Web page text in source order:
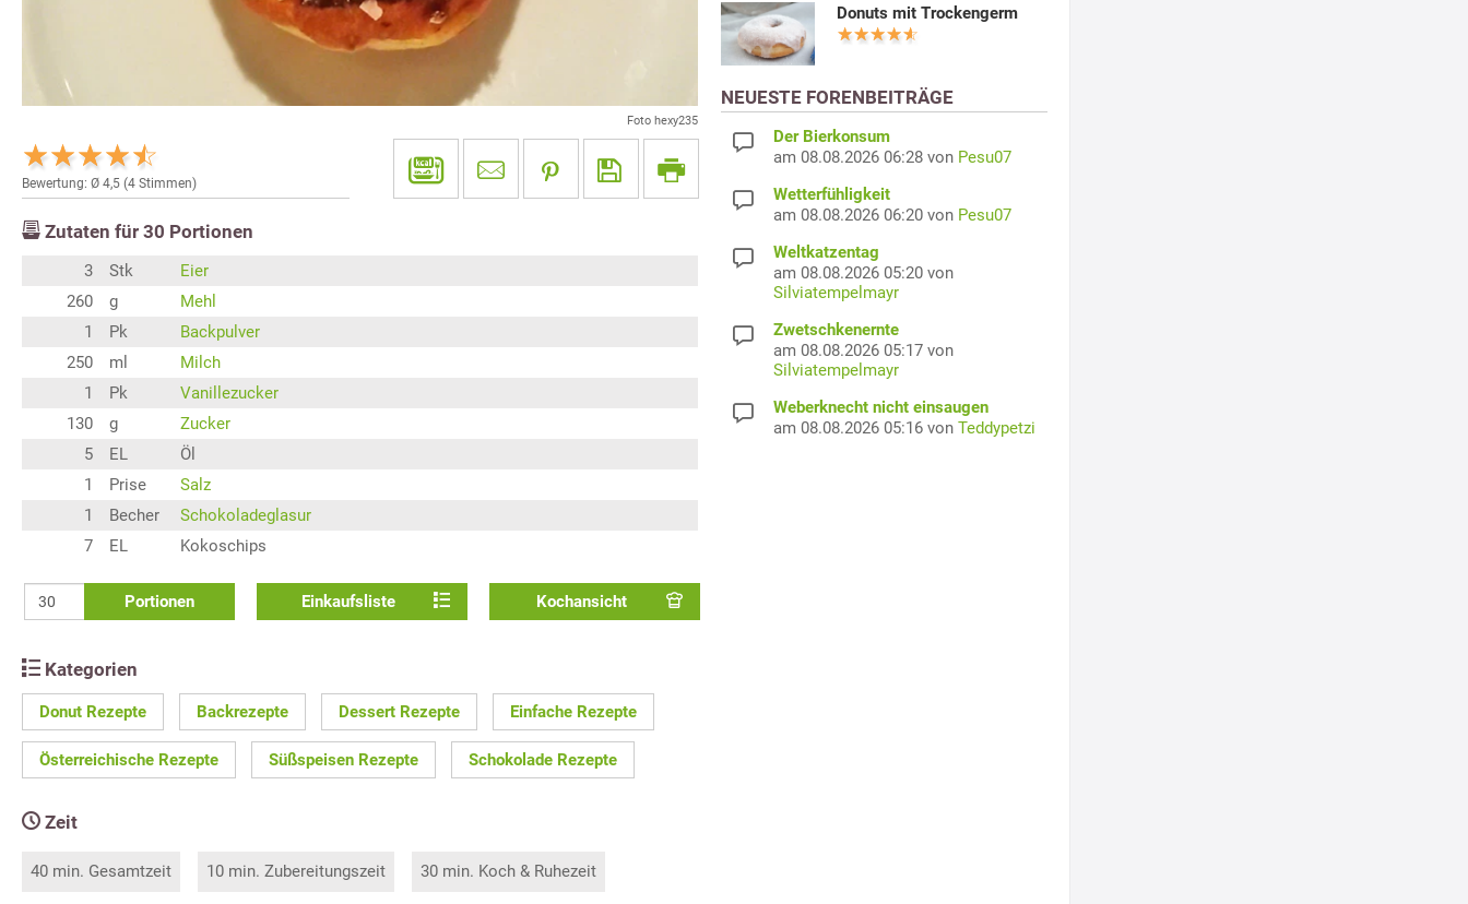
Foto hexy235
Bewertung: Ø 4,5 (4 Stimmen)
Zutaten für 30 Portionen
3 Stk
Eier
260
g
Mehl
1
Pk
Backpulver
250
ml
Milch
1
Pk
Vanillezucker
130
g
Zucker
5
EL
Öl
1
Prise
Salz
1
Becher
Schokoladeglasur
7
EL Kokoschips
Portionen Einkaufsliste Kochansicht
Kategorien
Donut Rezepte Backrezepte Dessert Rezepte Einfache Rezepte
Österreichische Rezepte Süßspeisen Rezepte Schokolade Rezepte
Zeit
40 min. Gesamtzeit 10 min. Zubereitungszeit 30 min. Koch & Ruhezeit
Donuts mit Trockengerm
NEUESTE FORENBEITRÄGE
Der Bierkonsum
am 08.08.2026 06:28 von Pesu07
Wetterfühligkeit
am 08.08.2026 06:20 von Pesu07
Weltkatzentag
am 08.08.2026 05:20 von
Silviatempelmayr
Zwetschkenernte
am 08.08.2026 05:17 von
Silviatempelmayr
Weberknecht nicht einsaugen
am 08.08.2026 05:16 von Teddypetzi